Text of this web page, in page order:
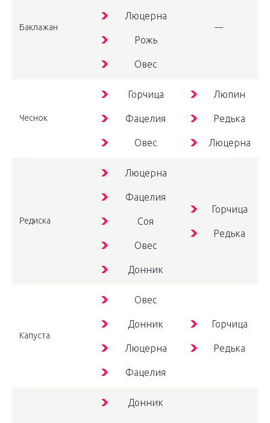
Баклажан
Люцерна
Рожь
Овес
—
Чеснок
Горчица
Фацелия
Овес
Люпин
Редька
Люцерна
Редиска
Люцерна
Фацелия
Соя
Овес
Донник
Горчица
Редька
Капуста
Овес
Донник
Люцерна
Фацелия
Горчица
Редька
Донник